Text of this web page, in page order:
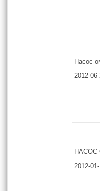
Насос
2012-
НАСОС
2012-